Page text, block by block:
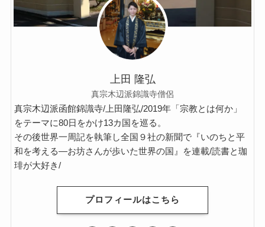
上田 隆弘
真宗木辺派錦識寺僧侶
真宗木辺派函館錦識寺/上田隆弘/2019年「宗教とは何か」
をテーマに80日をかけ13カ国を巡る。
その後世界一周記を執筆し全国９社の新聞で『いのちと平
和を考える―お坊さんが歩いた世界の国』を連載/読書と珈
琲が大好き/
プロフィールはこちら